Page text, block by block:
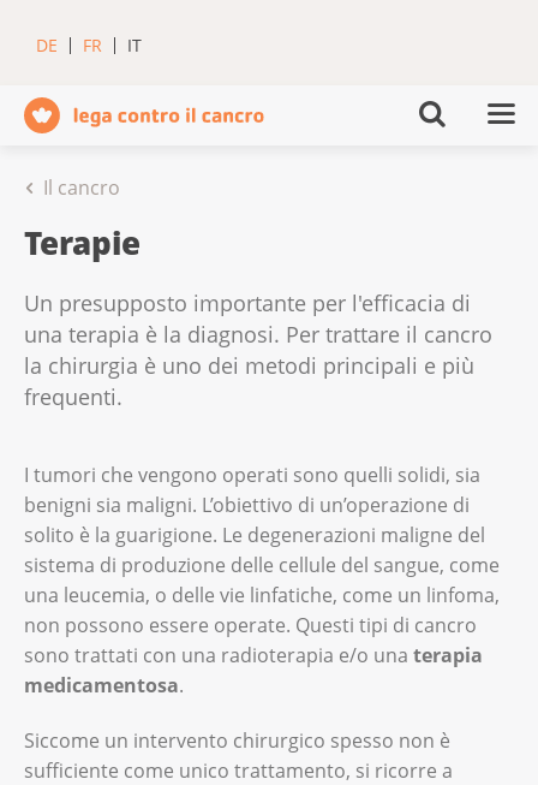
DE FR IT
Il cancro
Terapie
Un presupposto importante per l'efficacia di
una terapia è la diagnosi. Per trattare il cancro
la chirurgia è uno dei metodi principali e più
frequenti.
I tumori che vengono operati sono quelli solidi, sia
benigni sia maligni. L’obiettivo di un’operazione di
solito è la guarigione. Le degenerazioni maligne del
sistema di produzione delle cellule del sangue, come
una leucemia, o delle vie linfatiche, come un linfoma,
non possono essere operate. Questi tipi di cancro
sono trattati con una radioterapia e/o una terapia
medicamentosa.
Siccome un intervento chirurgico spesso non è
sufficiente come unico trattamento, si ricorre a